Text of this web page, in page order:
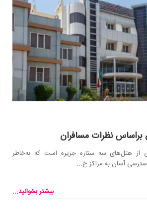
نظرات مسافران
هتل‌های سه ستاره جزیره است که به‌خاطر
آسان به مراکز خ...
بیشتر بخوانید...